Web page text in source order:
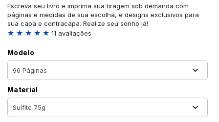
Escreva seu livro e imprima sua tiragem sob demanda com
páginas e medidas de sua escolha, e designs exclusivos para
sua capa e contracapa. Realize seu sonho já!
★ ★ ★ ★ ★ 11 avaliações
Modelo
Material